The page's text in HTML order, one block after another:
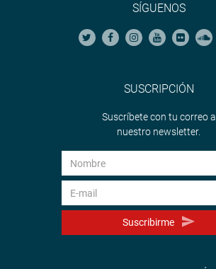
SÍGUENOS
SUSCRIPCIÓN
Suscríbete con tu correo a
nuestro newsletter.
Suscribirme